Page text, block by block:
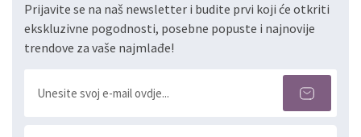
Prijavite se na naš newsletter i budite prvi koji će otkriti
ekskluzivne pogodnosti, posebne popuste i najnovije
trendove za vaše najmlađe!